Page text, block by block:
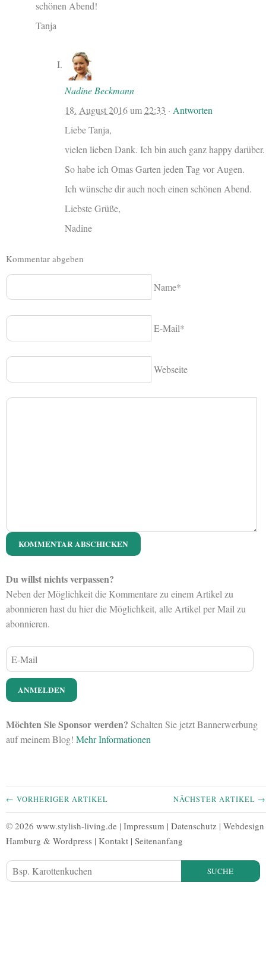
schönen Abend!
Tanja
Nadine Beckmann
18. August 2016um22:33 · Antworten
Liebe Tanja,
vielen lieben Dank. Ich bin auch ganz happy darüber.
So habe ich Omas Garten jeden Tag vor Augen.
Ich wünsche dir auch noch einen schönen Abend.
Liebste Grüße,
Nadine
Kommentar abgeben
Name*
E-Mail*
Webseite
Du willst nichts verpassen?
Neben der Möglichkeit die Kommentare zu einem Artikel zu
abonnieren hast du hier die Möglichkeit, alle Artikel per Mail zu
abonnieren.
Möchten Sie Sponsor werden? Schalten Sie jetzt Bannerwerbung
auf meinem Blog! Mehr Informationen
← VORHERIGER ARTIKEL NÄCHSTER ARTIKEL →
© 2026 www.stylish-living.de | Impressum | Datenschutz | Webdesign
Hamburg & Wordpress | Kontakt | Seitenanfang
SUCHE